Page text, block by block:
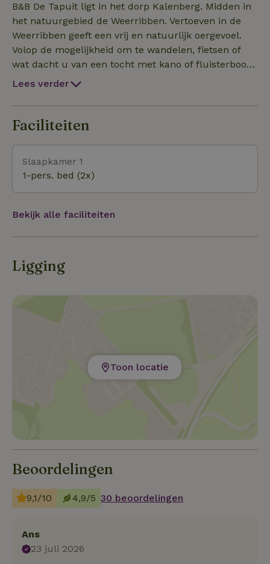
zijn verschillende plaatsen in de tuin waar het goed
toeven is. Op de vlonder bij de natuurlijke vijver,
onder de appelbomen, op hete dagen onder de
oude eikenboom. Keuze genoeg. Natuurlijk kunt u
ook fijn zitten bij uw eigen appartement. En elke
ochtend verzorgen wij voor u een heerlijk ontbijt.
Kalenbergerkracht. Daarmee is zij alleen te voet, per
fiets of met de boot te bereiken. Parkeren kunt u in
kunnen wij uw bagage overvaren.
B&B De Tapuit ligt in het dorp Kalenberg. Midden in
het natuurgebied de Weerribben. Vertoeven in de
Weerribben geeft een vrij en natuurlijk oergevoel.
Volop de mogelijkheid om te wandelen, fietsen of
wat dacht u van een tocht met kano of fluisterboot.
Heerlijk zwerven over het water.
Lees verder
Faciliteiten
Slaapkamer 1
1-pers. bed (2x)
Bekijk alle faciliteiten
Ligging
Toon locatie
Beoordelingen
9,1/10 4,9/5 30 beoordelingen
Ans
23 juli 2026